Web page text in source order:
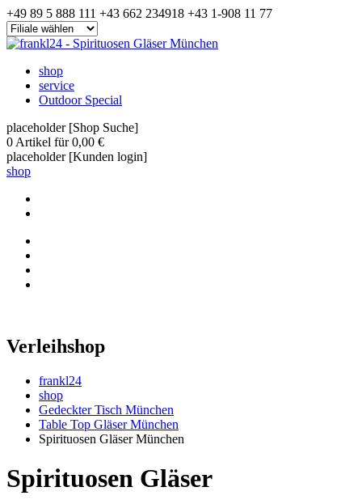
+49 89 5 888 111 +43 662 234918 +43 1-908 11 77
shop
service
Outdoor Special
placeholder [Shop Suche]
0 Artikel für0,00 €
placeholder [Kunden login]
shop
Verleihshop
frankl24
shop
Gedeckter Tisch München
Table Top Gläser München
Spirituosen Gläser München
Spirituosen Gläser